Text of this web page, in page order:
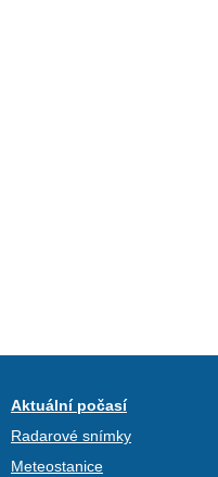
Aktuální počasí
Radarové snímky
Meteostanice